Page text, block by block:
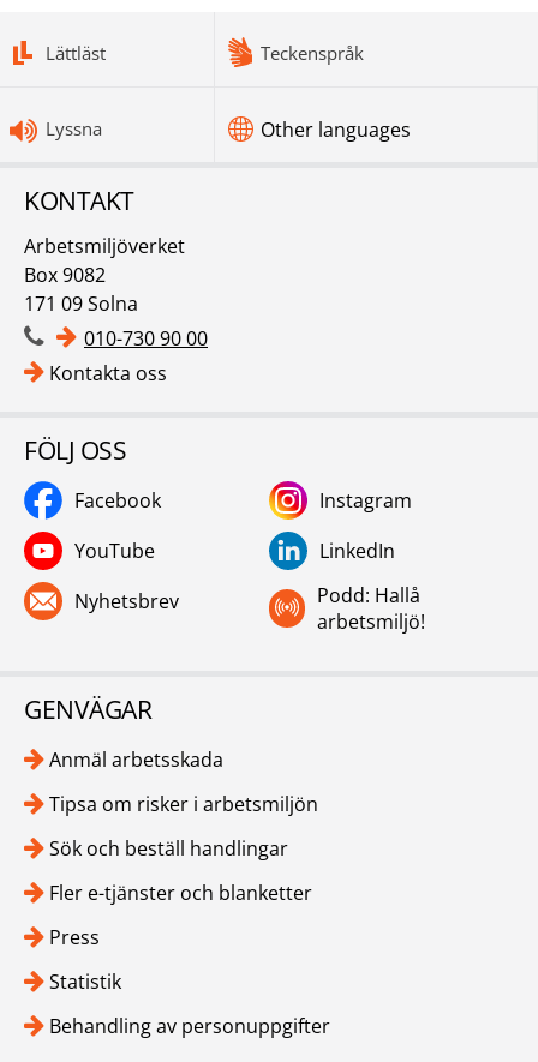
Lättläst Teckenspråk
Lyssna Other languages
KONTAKT
Arbetsmiljöverket
Box 9082
171 09 Solna
010-730 90 00
Kontakta oss
FÖLJ OSS
Facebook
Instagram
YouTube
LinkedIn
Nyhetsbrev
Podd: Hallå
arbetsmiljö!
GENVÄGAR
Anmäl arbetsskada
Tipsa om risker i arbetsmiljön
Sök och beställ handlingar
Fler e-tjänster och blanketter
Press
Statistik
Behandling av personuppgifter